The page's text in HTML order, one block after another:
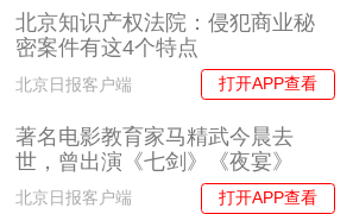
北京知识产权法院：侵犯商业秘
密案件有这4个特点
北京日报客户端 打开APP查看
著名电影教育家马精武今晨去
世，曾出演《七剑》《夜宴》
北京日报客户端 打开APP查看